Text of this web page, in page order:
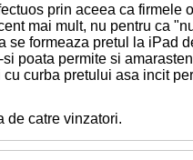
prin aceea ca firmele
mai mult, nu pentru ca
se formeaza pretul la iPad
poata permite si
curba pretului asa incit
de catre vinzatori.